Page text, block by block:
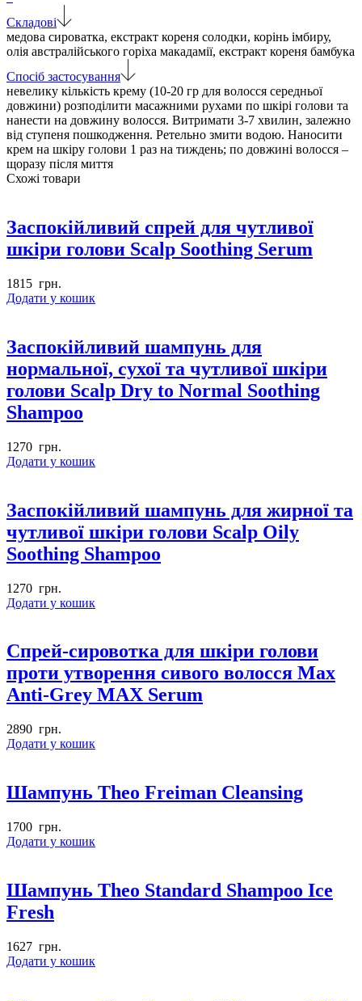
голови
і
волосся
Wake
Relaxing
кількість
Складові
медова сироватка, екстракт кореня солодки, корінь імбиру,
олія австралійського горіха макадамії, екстракт кореня бамбука
Спосіб застосування
невелику кількість крему (10-20 гр для волосся середньої
довжини) розподілити масажними рухами по шкірі голови та
нанести на довжину волосся. Витримати 3-7 хвилин, залежно
від ступеня пошкодження. Ретельно змити водою. Наносити
крем на шкіру голови 1 раз на тиждень; по довжині волосся –
щоразу після миття
Схожі товари
Заспокійливий спрей для чутливої
шкіри голови Scalp Soothing Serum
1815 грн.
Додати у кошик
Заспокійливий шампунь для
нормальної, сухої та чутливої шкіри
голови Scalp Dry to Normal Soothing
Shampoo
1270 грн.
Додати у кошик
Заспокійливий шампунь для жирної та
чутливої шкіри голови Scalp Oily
Soothing Shampoo
1270 грн.
Додати у кошик
Спрей-сировотка для шкіри голови
проти утворення сивого волосся Max
Anti-Grey MAX Serum
2890 грн.
Додати у кошик
Шампунь Theo Freiman Cleansing
1700 грн.
Додати у кошик
Шампунь Theo Standard Shampoo Ice
Fresh
1627 грн.
Додати у кошик